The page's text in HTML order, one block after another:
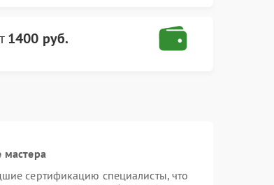
1400 руб.
сертификацию специалисты, что